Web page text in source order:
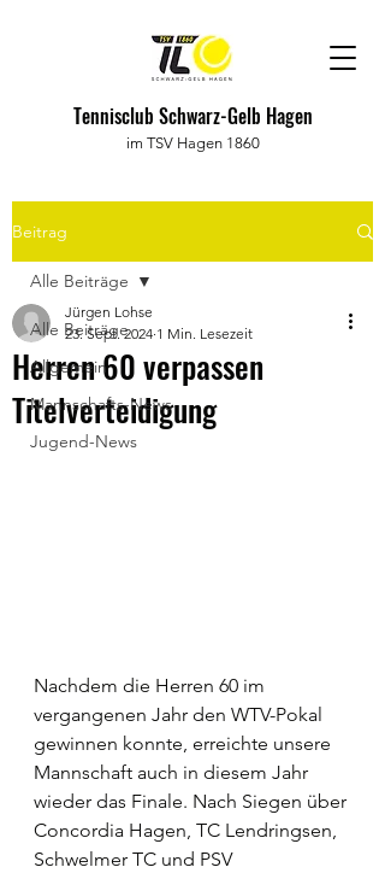
Tennisclub Schwarz-Gelb Hagen
im TSV Hagen 1860
Beitrag
Alle Beiträge
Allgemein
Mannschafts-News
Jugend-News
Alle Beiträge
Herren 60 verpassen
Titelverteidigung
Jürgen Lohse
23. Sept. 2024 1 Min. Lesezeit
Nachdem die Herren 60 im
vergangenen Jahr den WTV-Pokal
gewinnen konnte, erreichte unsere
Mannschaft auch in diesem Jahr
wieder das Finale. Nach Siegen über
Concordia Hagen, TC Lendringsen,
Schwelmer TC und PSV